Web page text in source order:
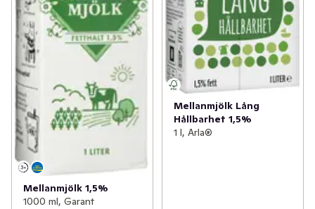
Mellanmjölk 1,5%
1000 ml, Garant
Mellanmjölk Lång
Hållbarhet 1,5%
1 l, Arla®